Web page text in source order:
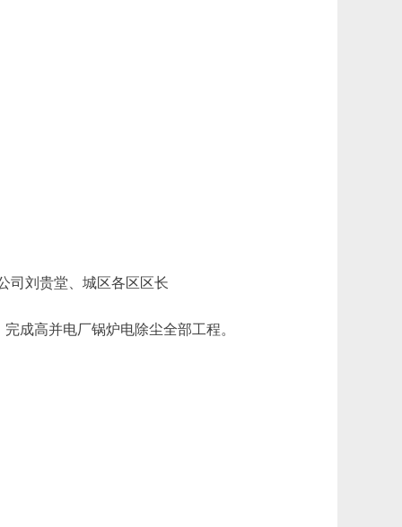
刘贵堂、城区各区区长
成高并电厂锅炉电除尘全部工程。